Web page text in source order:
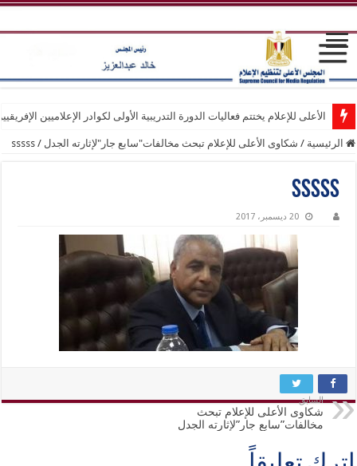
الأعلى للإعلام يختتم فعاليات الدورة التدريبية الأولى لكوادر الإعلاميين
الرئيسية / شكاوى الأعلى للإعلام تبحث مخالفات"سابع جار"لإثارته الجدل /
sssss
sssss
20 ديسمبر، 2017
السابق
شكاوى الأعلى للإعلام تبحث
مخالفات”سابع جار”لإثارته الجدل